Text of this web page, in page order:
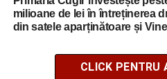
milioane de lei în întreținerea
din satele aparținătoare și
CLICK PENTRU